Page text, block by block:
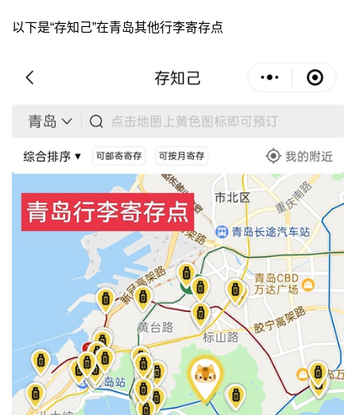
以下是“存知己”在青岛其他行李寄存点